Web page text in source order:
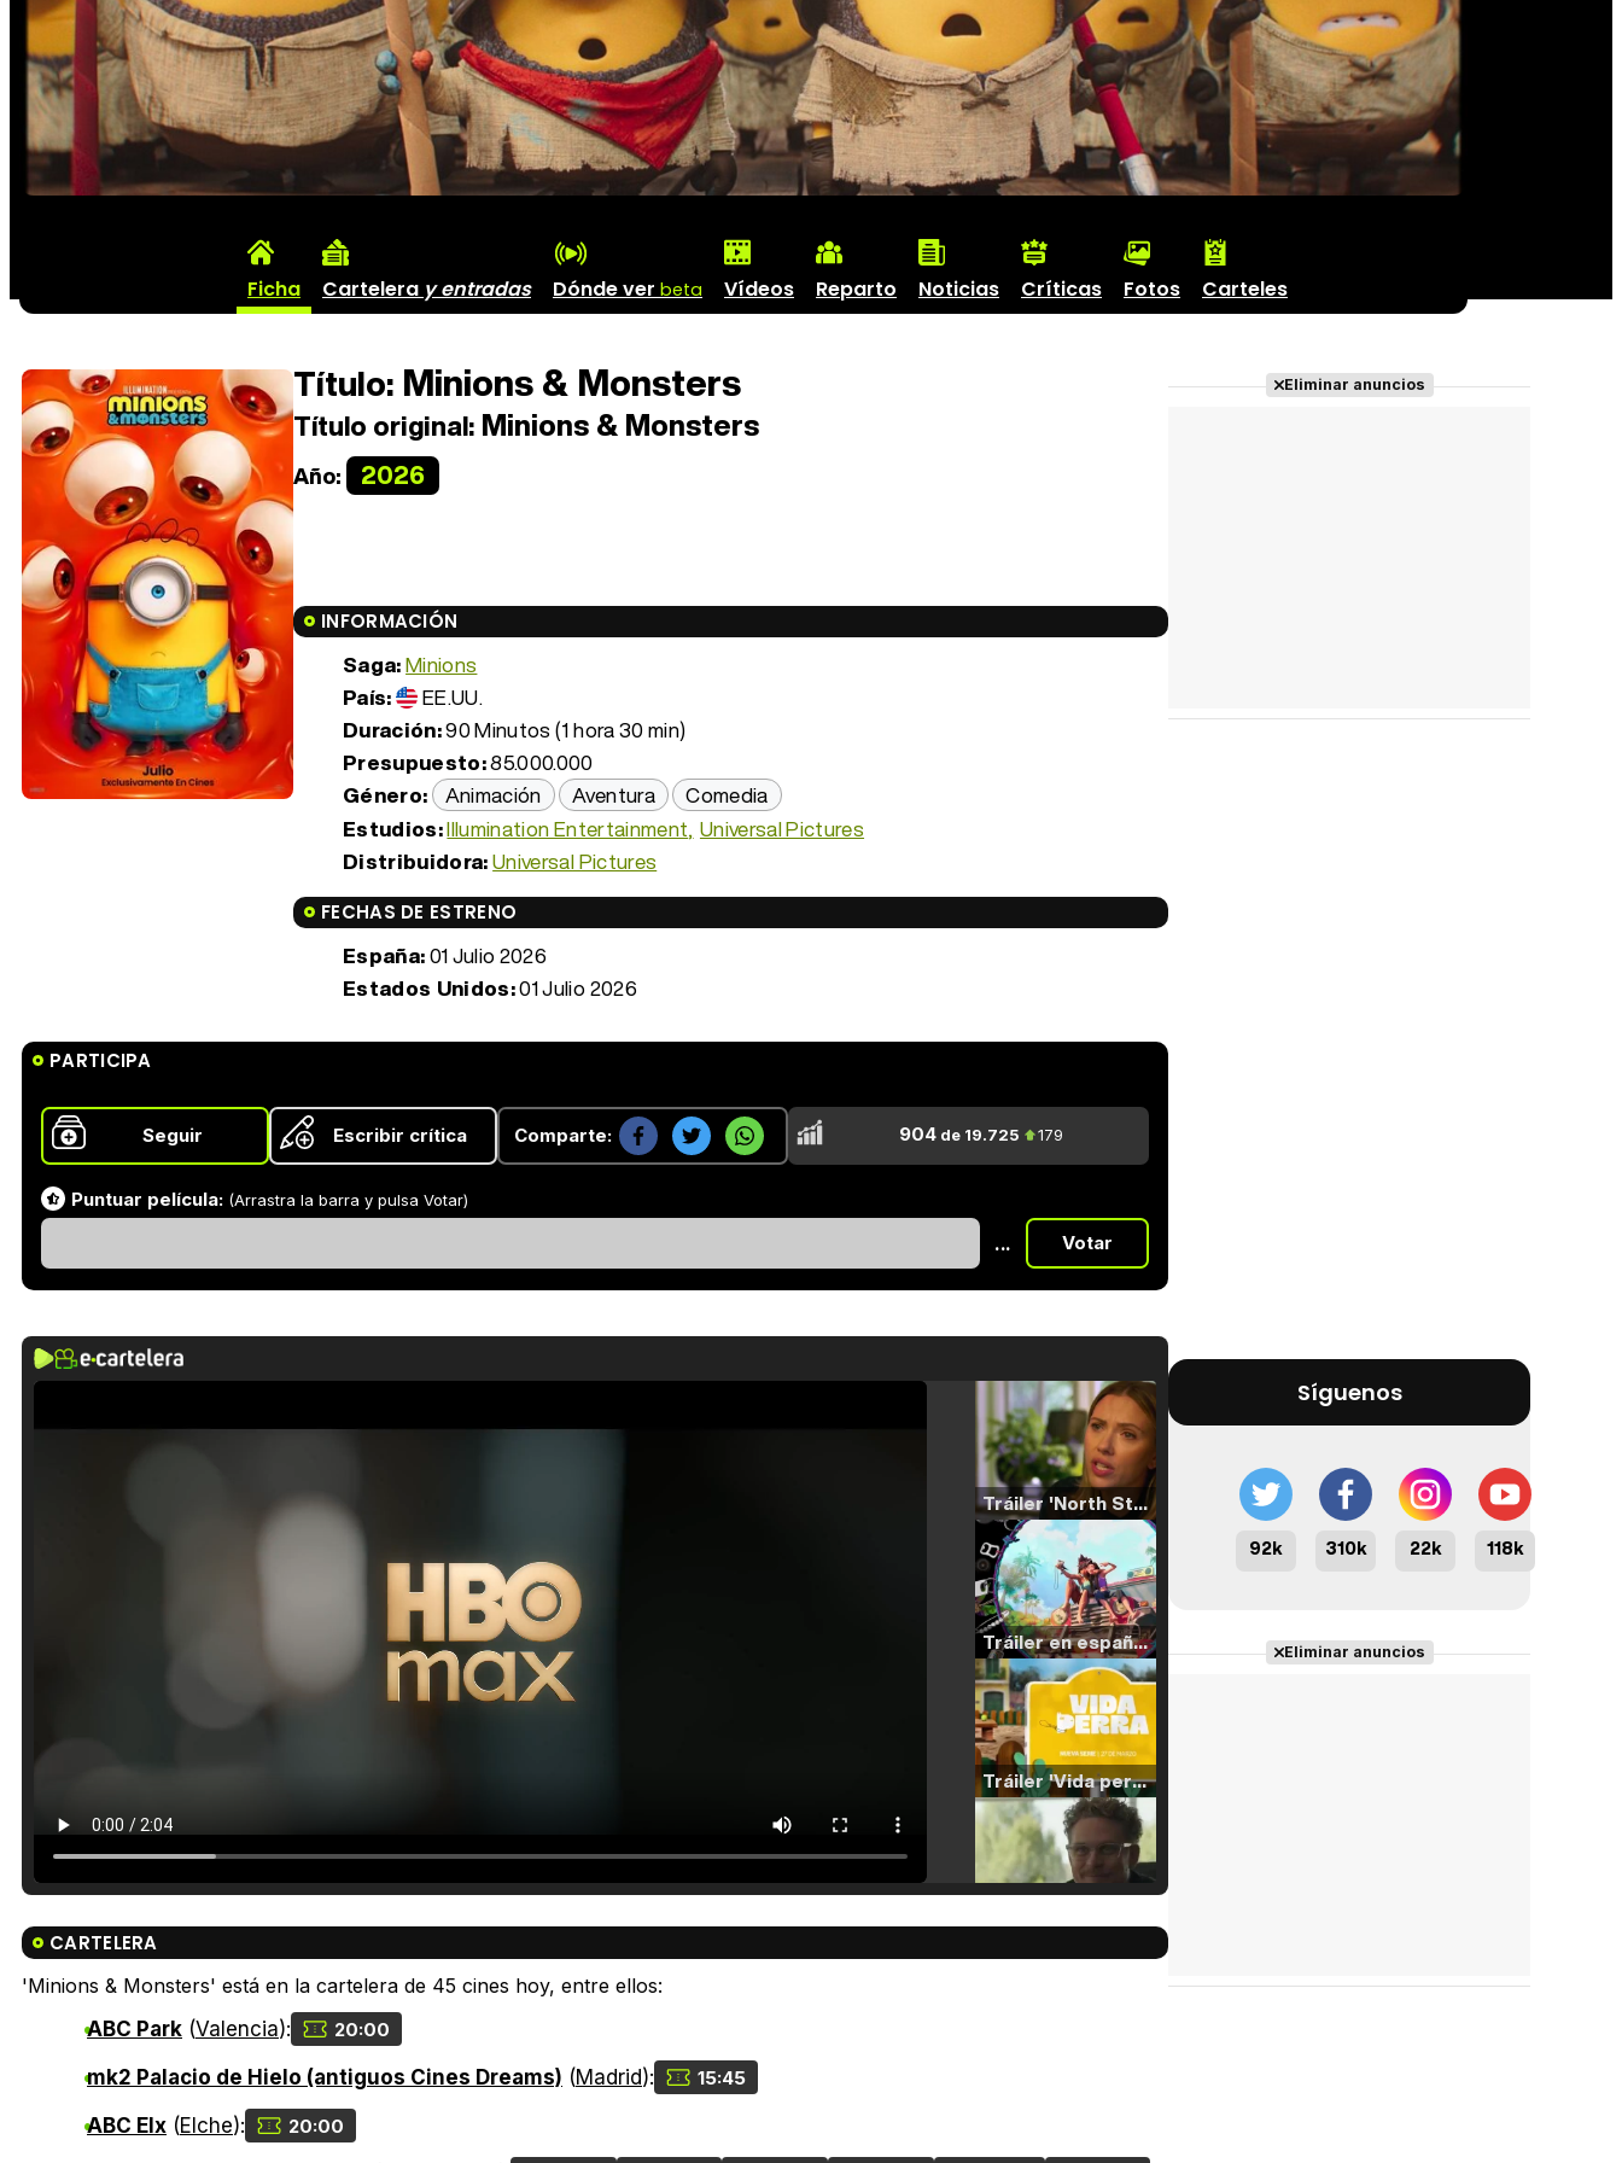
Ficha Cartelera y entradas Dónde ver beta Vídeos Reparto Noticias Críticas Fotos Carteles
Título: Minions & Monsters
Título original: Minions & Monsters
Año: 2026
INFORMACIÓN
Saga:Minions
País:
EE.UU.
Duración:90 Minutos (1 hora 30 min)
Presupuesto:85.000.000
Género: Animación Aventura
Comedia
Estudios:Illumination Entertainment Universal Pictures
Distribuidora:Universal Pictures
FECHAS DE ESTRENO
España:01 Julio 2026
Estados Unidos:01 Julio 2026
PARTICIPA
Seguir Escribir crítica Comparte: 904de 19.725 179
Puntuar película: (Arrastra la barra y pulsa Votar)
... Votar
Tráiler 'North Star' (2023)
Tráiler en español de 'La isla olvidada'
Tráiler 'Vida perra' (2026)
CARTELERA
'Minions & Monsters' está en la cartelera de 45 cines hoy, entre ellos:
ABC Park (Valencia): 20:00
mk2 Palacio de Hielo (antiguos Cines Dreams) (Madrid): 15:45
ABC Elx (Elche): 20:00
Eliminar anuncios
Síguenos
92k 310k 22k 118k
Eliminar anuncios